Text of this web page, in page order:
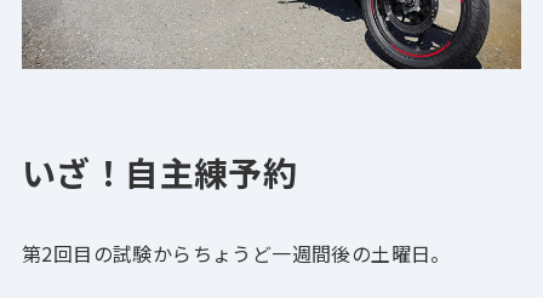
いざ！自主練予約
第2回目の試験からちょうど一週間後の土曜日。